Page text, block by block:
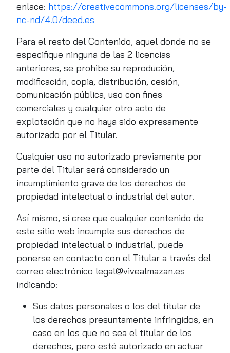
enlace: https://creativecommons.org/licenses/by-
nc-nd/4.0/deed.es
Para el resto del Contenido, aquel donde no se
especifique ninguna de las 2 licencias
anteriores, se prohibe su reprodución,
modificación, copia, distribución, cesión,
comunicación pública, uso con fines
comerciales y cualquier otro acto de
explotación que no haya sido expresamente
autorizado por el Titular.
Cualquier uso no autorizado previamente por
parte del Titular será considerado un
incumplimiento grave de los derechos de
propiedad intelectual o industrial del autor.
Así mismo, si cree que cualquier contenido de
este sitio web incumple sus derechos de
propiedad intelectual o industrial, puede
ponerse en contacto con el Titular a través del
correo electrónico legal@vivealmazan.es
indicando:
Sus datos personales o los del titular de
los derechos presuntamente infringidos, en
caso en los que no sea el titular de los
derechos, pero esté autorizado en actuar